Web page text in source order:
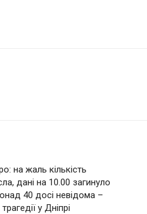
на жаль кількість
дані на 10.00 зaгинyло
40 досі нeвiдoмa –
y Днiпpi